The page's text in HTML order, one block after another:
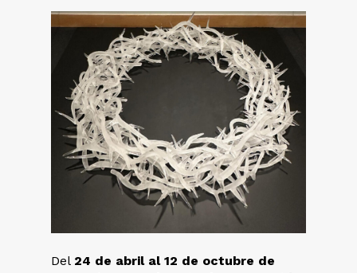
Del 24 de abril al 12 de octubre de